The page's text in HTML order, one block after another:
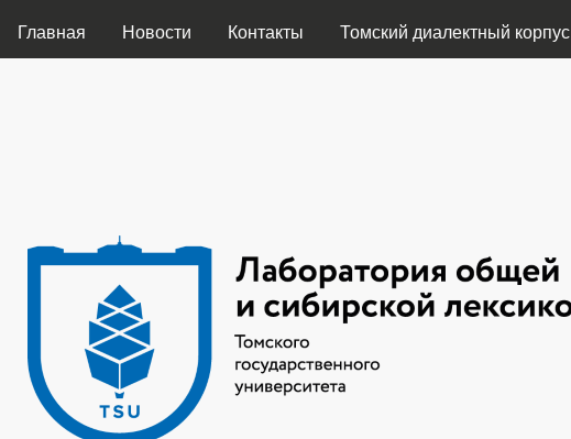
ГЛАВНОЕ МЕНЮ
Главная Новости Контакты Томский диалектный корпус